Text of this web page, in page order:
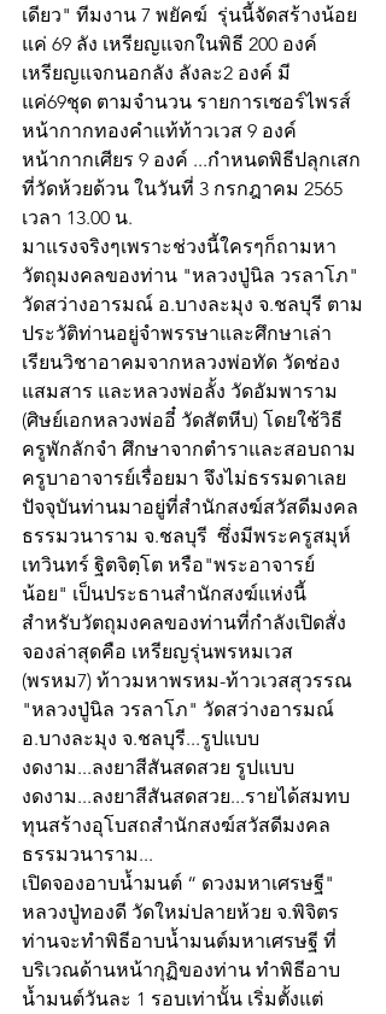
เดียว" ทีมงาน 7 พยัคฆ์  รุ่นนี้จัดสร้างน้อย
แค่ 69 ลัง เหรียญแจกในพิธี 200 องค์
เหรียญแจกนอกลัง ลังละ2 องค์ มี
แค่69ชุด ตามจำนวน รายการเซอร์ไพรส์
หน้ากากทองคำแท้ท้าวเวส 9 องค์
หน้ากากเศียร 9 องค์ ...กำหนดพิธีปลุกเสก
ที่วัดห้วยด้วน ในวันที่ 3 กรกฎาคม 2565
เวลา 13.00 น.
มาแรงจริงๆเพราะช่วงนี้ใครๆก็ถามหา
วัตถุมงคลของท่าน "หลวงปู่นิล วรลาโภ"
วัดสว่างอารมณ์ อ.บางละมุง จ.ชลบุรี ตาม
ประวัติท่านอยู่จำพรรษาและศึกษาเล่า
เรียนวิชาอาคมจากหลวงพ่อทัด วัดช่อง
แสมสาร และหลวงพ่อลั้ง วัดอัมพาราม
(ศิษย์เอกหลวงพ่ออี๋ วัดสัตหีบ) โดยใช้วิธี
ครูพักลักจำ ศึกษาจากตำราและสอบถาม
ครูบาอาจารย์เรื่อยมา จึงไม่ธรรมดาเลย
ปัจจุบันท่านมาอยู่ที่สำนักสงฆ์สวัสดีมงคล
ธรรมวนาราม จ.ชลบุรี  ซึ่งมีพระครูสมุห์
เทวินทร์ ฐิตจิตฺโต หรือ"พระอาจารย์
น้อย" เป็นประธานสำนักสงฆ์แห่งนี้
สำหรับวัตถุมงคลของท่านที่กำลังเปิดสั่ง
จองล่าสุดคือ เหรียญรุ่นพรหมเวส
(พรหม7) ท้าวมหาพรหม-ท้าวเวสสุวรรณ
"หลวงปู่นิล วรลาโภ" วัดสว่างอารมณ์
อ.บางละมุง จ.ชลบุรี...รูปแบบ
งดงาม...ลงยาสีสันสดสวย รูปแบบ
งดงาม...ลงยาสีสันสดสวย...รายได้สมทบ
ทุนสร้างอุโบสถสำนักสงฆ์สวัสดีมงคล
ธรรมวนาราม...
เปิดจองอาบน้ำมนต์ “ ดวงมหาเศรษฐี"
หลวงปู่ทองดี วัดใหม่ปลายห้วย จ.พิจิตร
ท่านจะทำพิธีอาบน้ำมนต์มหาเศรษฐี ที่
บริเวณด้านหน้ากุฏิของท่าน ทำพิธีอาบ
น้ำมนต์วันละ 1 รอบเท่านั้น เริ่มตั้งแต่